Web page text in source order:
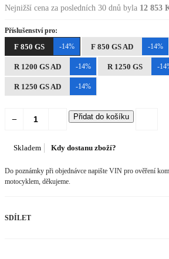
Nejnižší cena za posledních 30 dnů byla 12 853
Příslušenství pro:
F 850 GS -14% F 850 GS AD -14%
R 1200 GS AD -14% R 1250 GS -
R 1250 GS AD -14%
Přidat do košíku
Skladem Kdy dostanu zboží?
Do poznámky při objednávce napište VIN pro ověření
motocyklem, děkujeme.
SDÍLET